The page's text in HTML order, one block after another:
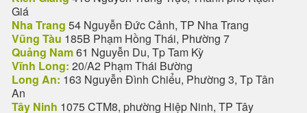
Giá
Nha Trang 54 Nguyễn Đức Cảnh, TP Nha Trang
Vũng Tàu 185B Phạm Hồng Thái, Phường 7
Quảng Nam61 Nguyễn Du, Tp Tam Kỳ
Vĩnh Long: 20/A2 Phạm Thái Bường
Long An: 163 Nguyễn Đình Chiểu, Phường 3, Tp Tân
An
Tây Ninh 1075 CTM8, phường Hiệp Ninh, TP Tây